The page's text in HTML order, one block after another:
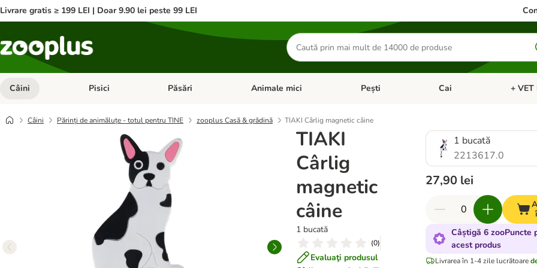
Livrare gratis ≥ 199 LEI | Doar 9.90 lei peste 99 LEI
Căutare
produse
Câini Deschideți meniul cu categorii: Câini
Pisici Deschideți meniul cu categorii: Pisici
Păsări Deschideți meniul cu categorii: Păsări
Animale mici Deschideți meniul cu categorii: Animale mici
Pești Deschideți meniul cu
Cai +
Câini Părinți de animăluțe - totul pentru TINE zooplus Casă & grădină TIAKI Cârlig magnetic câine
TIAKI
Cârlig
magnetic
câine
1 bucată
(0)
Evaluaţi produsul
1 bucată
2213617.0
27,90 lei
Câștigă 6 zooPuncte
acest produs
Livrarea în 1-4 zile lucrătoare